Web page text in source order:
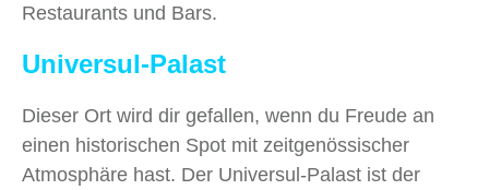
Restaurants und Bars.
Universul-Palast
Dieser Ort wird dir gefallen, wenn du Freude an
einen historischen Spot mit zeitgenössischer
Atmosphäre hast. Der Universul-Palast ist der